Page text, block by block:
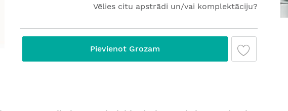
Vēlies citu apstrādi un/vai komplektāciju?
Pievienot Grozam